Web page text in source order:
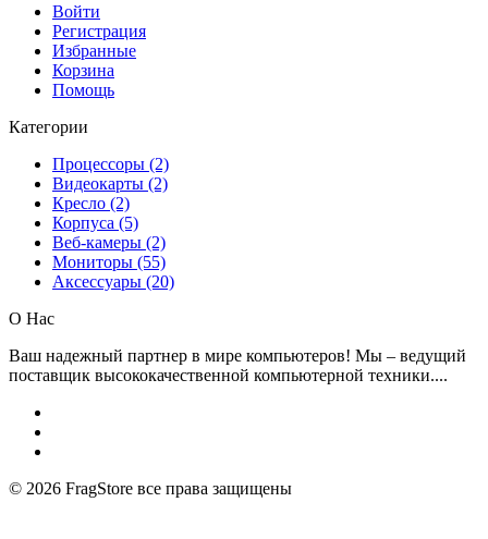
Войти
Регистрация
Избранные
Корзина
Помощь
Категории
Процессоры (2)
Видеокарты (2)
Кресло (2)
Корпуса (5)
Веб-камеры (2)
Мониторы (55)
Аксессуары (20)
О Нас
Ваш надежный партнер в мире компьютеров! Мы – ведущий
поставщик высококачественной компьютерной техники....
© 2026 FragStore все права защищены